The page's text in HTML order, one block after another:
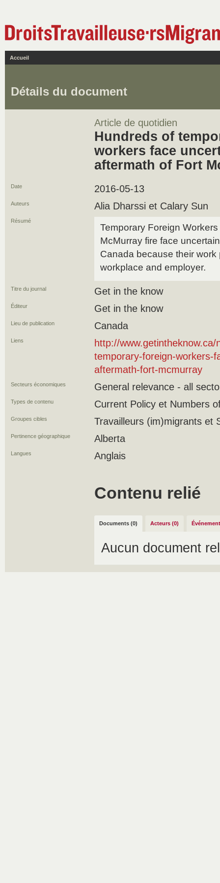
Accueil
Détails du document
Article de quotidien
Hundreds of
workers face
aftermath of Fort
Date 2016-05-13
Auteurs Alia Dharssi et Calary Sun
Résumé
Temporary Foreign
McMurray fire face
Canada because their
workplace and employer.
Titre du journal Get in the know
Éditeur Get in the know
Lieu de publication Canada
Liens
http://
temporary-foreign-workers-
aftermath-fort-mcmurray
Secteurs économiques General relevance - all
Types de contenu Current Policy et Numbers
Groupes cibles Travailleurs (im)migrants et
Pertinence géographique Alberta
Langues Anglais
Contenu relié
Documents (0) Acteurs (0)
Aucun document